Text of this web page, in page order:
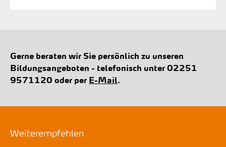
Gerne beraten wir Sie persönlich zu unseren
Bildungsangeboten - telefonisch unter 02251
9571120 oder per E-Mail.
Weiterempfehlen